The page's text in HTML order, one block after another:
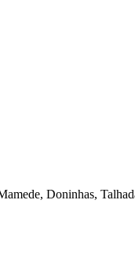
Doninhas,